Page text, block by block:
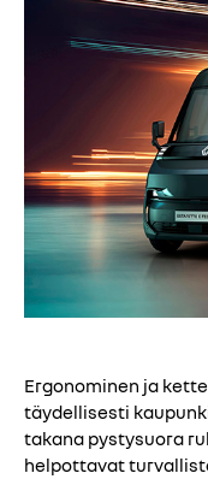
Ergonominen ja
täydellisesti
takana pystysuora
helpottavat